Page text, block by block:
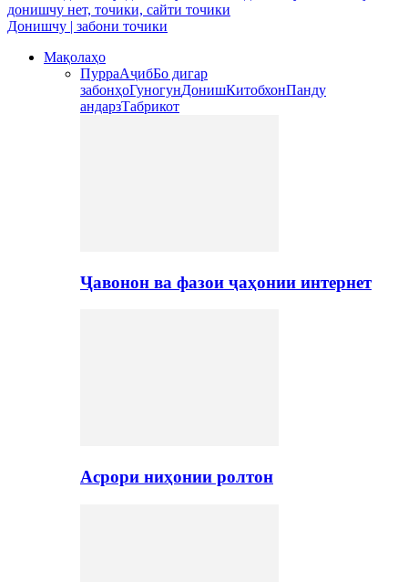
Донишчу | забони точики
Мақолаҳо
ПурраАҷибБо дигар
забонҳоГуногунДонишКитобхонПанду
андарзТабрикот
Ҷавонон ва фазои ҷаҳонии интернет
Асрори ниҳонии ролтон